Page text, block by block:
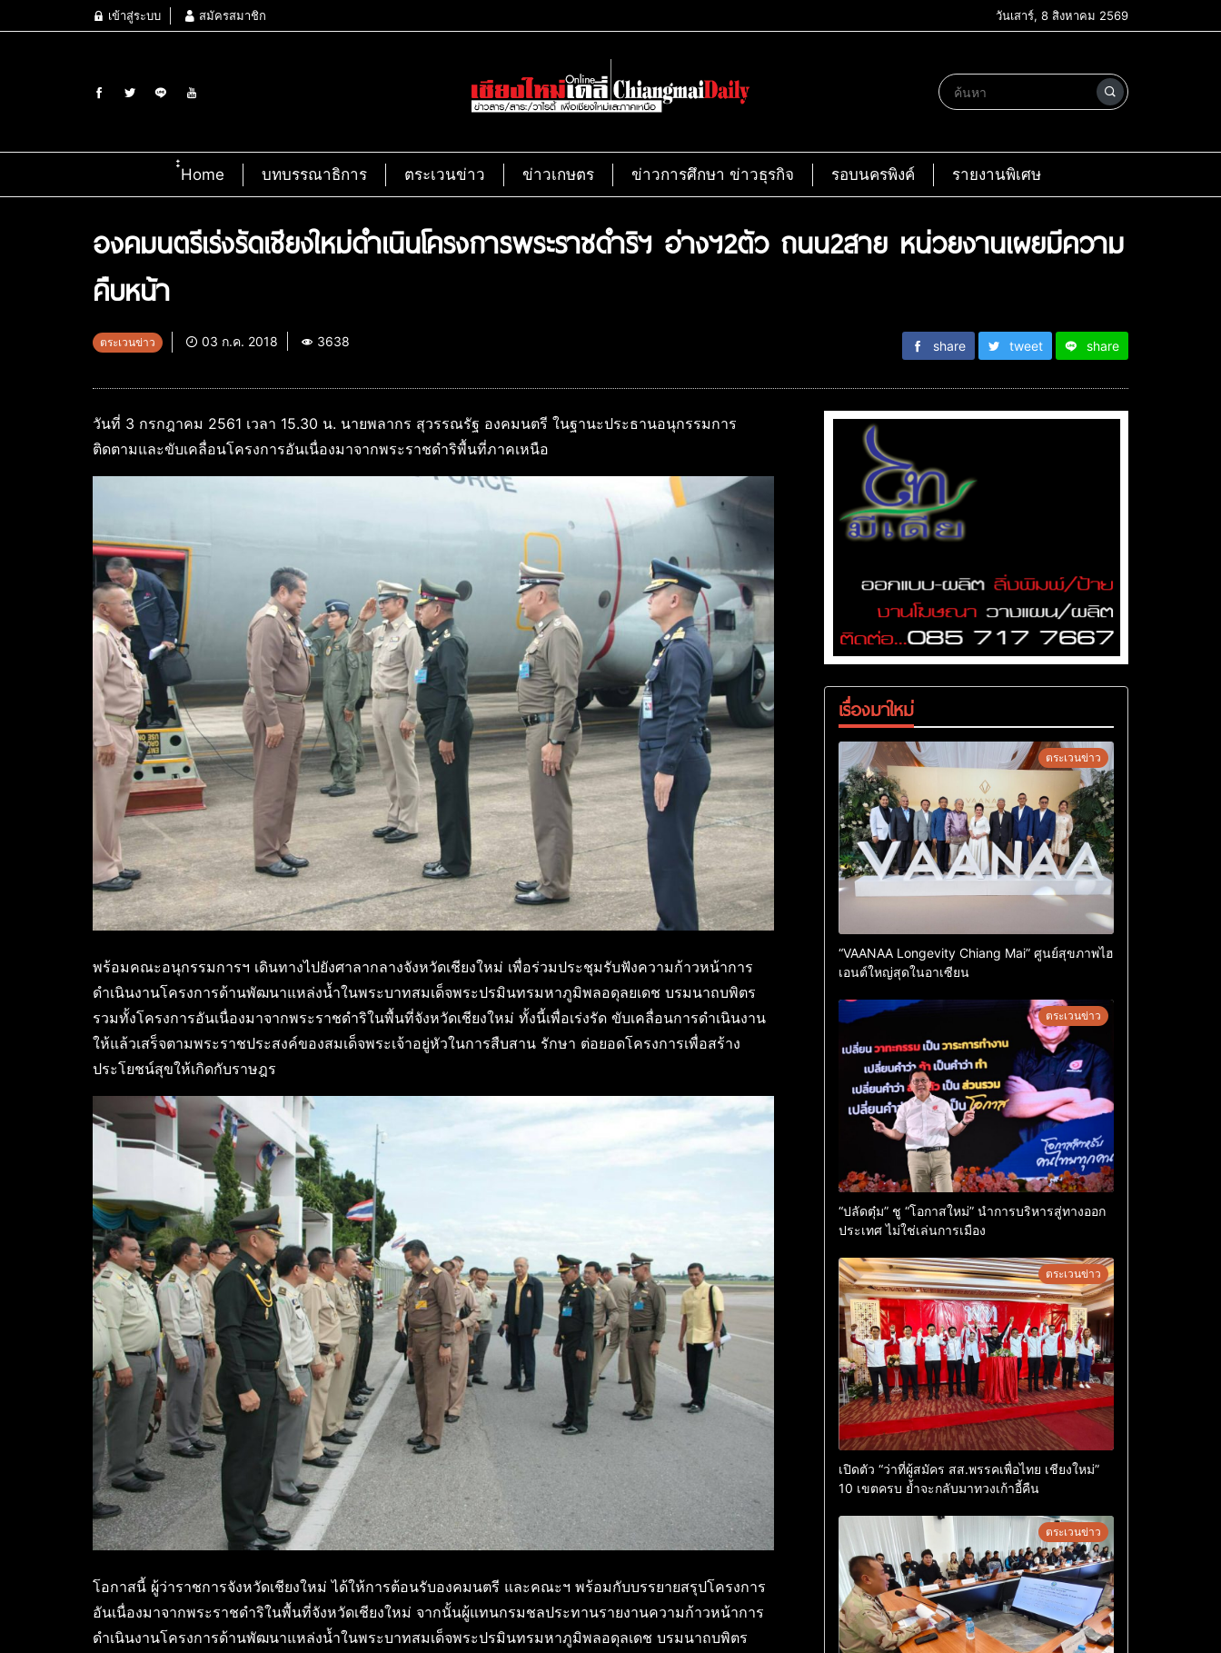
เข้าสู่ระบบ สมัครสมาชิก วันเสาร์, 8 สิงหาคม 2569
๋๋Home บทบรรณาธิการ ตระเวนข่าว ข่าวเกษตร ข่าวการศึกษา ข่าวธุรกิจ รอบนครพิงค์ รายงานพิเศษ
องคมนตรีเร่งรัดเชียงใหม่ดำเนินโครงการพระราชดำริฯ อ่างฯ2ตัว ถนน2สาย หน่วยงานเผยมีความ
คืบหน้า
ตระเวนข่าว 03 ก.ค. 2018 3638 share tweet share
วันที่ 3 กรกฎาคม 2561 เวลา 15.30 น. นายพลากร สุวรรณรัฐ องคมนตรี ในฐานะประธานอนุกรรมการ
ติดตามและขับเคลื่อนโครงการอันเนื่องมาจากพระราชดำริพื้นที่ภาคเหนือ
พร้อมคณะอนุกรรมการฯ เดินทางไปยังศาลากลางจังหวัดเชียงใหม่ เพื่อร่วมประชุมรับฟังความก้าวหน้าการ
ดำเนินงานโครงการด้านพัฒนาแหล่งน้ำในพระบาทสมเด็จพระปรมินทรมหาภูมิพลอดุลยเดช บรมนาถบพิตร
รวมทั้งโครงการอันเนื่องมาจากพระราชดำริในพื้นที่จังหวัดเชียงใหม่ ทั้งนี้เพื่อเร่งรัด ขับเคลื่อนการดำเนินงาน
ให้แล้วเสร็จตามพระราชประสงค์ของสมเด็จพระเจ้าอยู่หัวในการสืบสาน รักษา ต่อยอดโครงการเพื่อสร้าง
ประโยชน์สุขให้เกิดกับราษฎร
โอกาสนี้ ผู้ว่าราชการจังหวัดเชียงใหม่ ได้ให้การต้อนรับองคมนตรี และคณะฯ พร้อมกับบรรยายสรุปโครงการ
อันเนื่องมาจากพระราชดำริในพื้นที่จังหวัดเชียงใหม่ จากนั้นผู้แทนกรมชลประทานรายงานความก้าวหน้าการ
ดำเนินงานโครงการด้านพัฒนาแหล่งน้ำในพระบาทสมเด็จพระปรมินทรมหาภูมิพลอดุลเดช บรมนาถบพิตร
เรื่องมาใหม่
ตระเวนข่าว
“VAANAA Longevity Chiang Mai” ศูนย์สุขภาพไฮ
เอนต์ใหญ่สุดในอาเซียน
ตระเวนข่าว
“ปลัดตุ๋ม” ชู “โอกาสใหม่” นำการบริหารสู่ทางออก
ประเทศ ไม่ใช่เล่นการเมือง
ตระเวนข่าว
เปิดตัว “ว่าที่ผู้สมัคร สส.พรรคเพื่อไทย เชียงใหม่”
10 เขตครบ ย้ำจะกลับมาทวงเก้าอี้คืน
ตระเวนข่าว